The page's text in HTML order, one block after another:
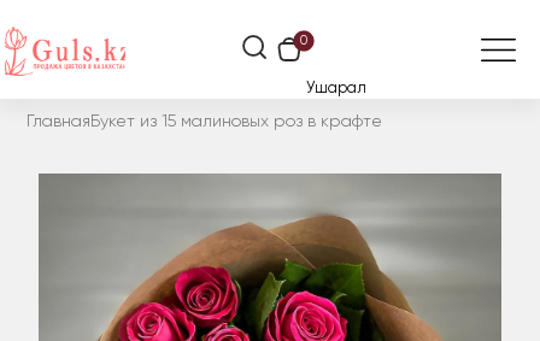
0
Ушарал
Главная Букет из 15 малиновых роз в крафте